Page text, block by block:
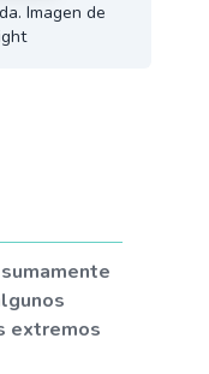
Imagen de
extremos